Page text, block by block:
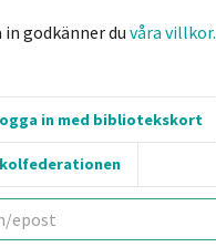
godkänner du våra villkor.
in med bibliotekskort